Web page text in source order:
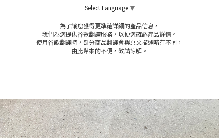
Select Language ▼
為了讓您獲得更準確詳細的產品信息，
我們為您提供谷歌翻譯服務，以便您確認產品詳情。
使用谷歌翻譯時，部分商品翻譯會與原文描述略有不同，
由此帶來的不便，敬請諒解。